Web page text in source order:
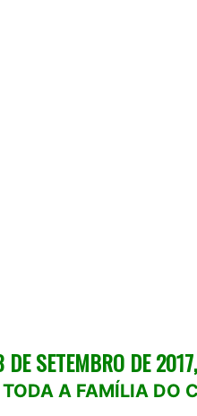
DE SETEMBRO DE
A FAMÍLIA DO